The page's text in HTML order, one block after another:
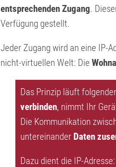
entsprechenden Zugang.
Verfügung gestellt.
Jeder Zugang wird an eine IP-
nicht-virtuellen Welt: Die
Das Prinzip läuft
verbinden, nimmt Ihr
Die Kommunikation
untereinander Daten
Dazu dient die IP-